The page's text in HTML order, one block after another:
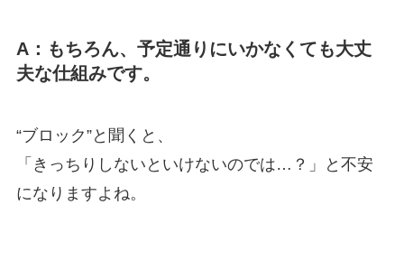
A：もちろん、予定通りにいかなくても大丈
夫な仕組みです。
“ブロック”と聞くと、
「きっちりしないといけないのでは…？」と不安
になりますよね。